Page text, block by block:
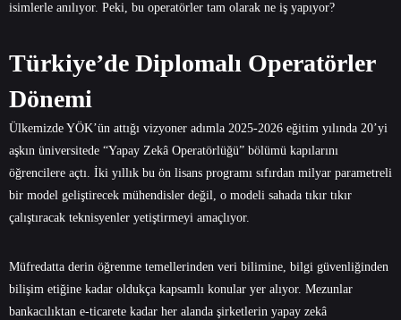
isimlerle anılıyor. Peki, bu operatörler tam olarak ne iş yapıyor?
Türkiye’de Diplomalı Operatörler
Dönemi
Ülkemizde YÖK’ün attığı vizyoner adımla 2025-2026 eğitim yılında 20’yi
aşkın üniversitede “Yapay Zekâ Operatörlüğü” bölümü kapılarını
öğrencilere açtı. İki yıllık bu ön lisans programı sıfırdan milyar parametreli
bir model geliştirecek mühendisler değil, o modeli sahada tıkır tıkır
çalıştıracak teknisyenler yetiştirmeyi amaçlıyor.
Müfredatta derin öğrenme temellerinden veri bilimine, bilgi güvenliğinden
bilişim etiğine kadar oldukça kapsamlı konular yer alıyor. Mezunlar
bankacılıktan e-ticarete kadar her alanda şirketlerin yapay zekâ